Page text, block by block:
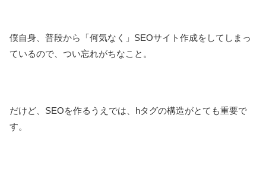
僕自身、普段から「何気なく」SEOサイト作成をしてしまっ
ているので、つい忘れがちなこと。
だけど、SEOを作るうえでは、hタグの構造がとても重要で
す。